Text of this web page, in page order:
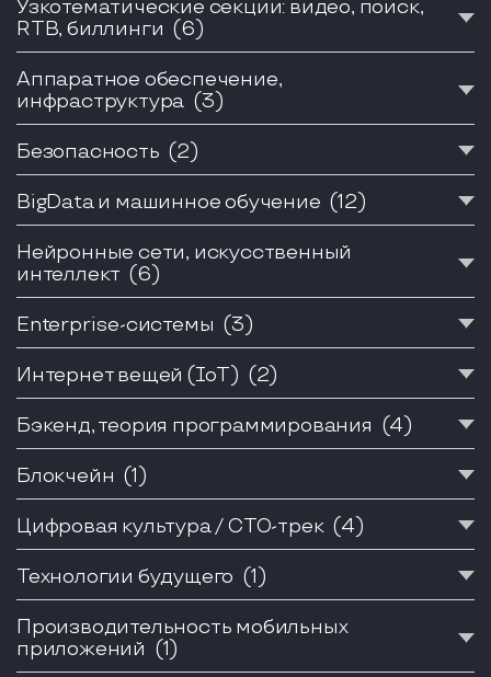
Узкотематические секции: видео, поиск,
RTB, биллинги (6)
Аппаратное обеспечение,
инфраструктура (3)
Безопасность (2)
BigData и машинное обучение (12)
Нейронные сети, искусственный
интеллект (6)
Enterprise-системы (3)
Интернет вещей (IoT) (2)
Бэкенд, теория программирования (4)
Блокчейн (1)
Цифровая культура / CTO-трек (4)
Технологии будущего (1)
Производительность мобильных
приложений (1)